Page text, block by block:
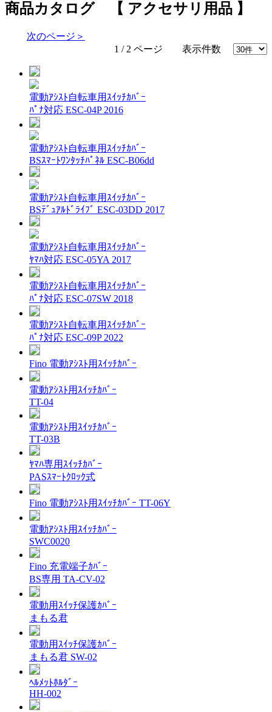
商品カタログ 【 アクセサリ用品 】
次のページ＞
1 / 2 ページ 表示件数
電動ｱｼｽﾄ自転車用ｽｲｯﾁｶﾊﾞｰ
ﾊﾟﾅ対応 ESC-04P 2016
電動ｱｼｽﾄ自転車用ｽｲｯﾁｶﾊﾞｰ
BSｽﾏｰﾄﾜﾝﾀｯﾁﾊﾟﾈﾙ ESC-B06dd
電動ｱｼｽﾄ自転車用ｽｲｯﾁｶﾊﾞｰ
BSﾃﾞｭｱﾙﾄﾞﾗｲﾌﾞ ESC-03DD 2017
電動ｱｼｽﾄ自転車用ｽｲｯﾁｶﾊﾞｰ
ﾔﾏﾊ対応 ESC-05YA 2017
電動ｱｼｽﾄ自転車用ｽｲｯﾁｶﾊﾞｰ
ﾊﾟﾅ対応 ESC-07SW 2018
電動ｱｼｽﾄ自転車用ｽｲｯﾁｶﾊﾞｰ
ﾊﾟﾅ対応 ESC-09P 2022
Fino 電動ｱｼｽﾄ用ｽｲｯﾁｶﾊﾞｰ
電動ｱｼｽﾄ用ｽｲｯﾁｶﾊﾞｰ
TT-04
電動ｱｼｽﾄ用ｽｲｯﾁｶﾊﾞｰ
TT-03B
ﾔﾏﾊ専用ｽｲｯﾁｶﾊﾞｰ
PASｽﾏｰﾄｸﾛｯｸ式
Fino 電動ｱｼｽﾄ用ｽｲｯﾁｶﾊﾞｰ TT-06Y
電動ｱｼｽﾄ用ｽｲｯﾁｶﾊﾞｰ
SWC0020
Fino 充電端子ｶﾊﾞｰ
BS専用 TA-CV-02
電動用ｽｲｯﾁ保護ｶﾊﾞｰ
まもる君
電動用ｽｲｯﾁ保護ｶﾊﾞｰ
まもる君 SW-02
ﾍﾙﾒｯﾄﾎﾙﾀﾞｰ
HH-002